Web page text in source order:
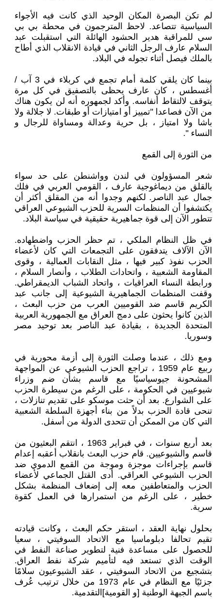
لم تكن البصرة المكان الوحيد الذي كانت فيه الأجواء
السياسية تتصاعد. لاحظ المترجمون في محطة بي بي
سي للمراقبة هدير الحشود الهائلة التي استقبلت عبد
السلام عارف الرجل الثاني في قيادة الانقلاب الذي أطاح
بالملك فيصل أثناء تجوله في البلاد.
بينما كان يلقي كلمة أمام تجمع في كربلاء في 3 آب /
أغسطس ، كان عارف يحظى بالتصفيق في كل مرة
يتوقف لالتقاط أنفاسه. وأكد لجمهوره أنه لن يكون هناك
من الآن فصاعدا "تمييز أو امتيازات أو طبقات. لا جلالة ولا
باشا ولا امتياز ، بل حرية وعدالة ومساواة للرجال و
النساء ".
من الثورة إلى القمع
شعر المسؤولون في لندن وواشنطن على حد سواء
بالقلق من ديماغوجية عارف ، القومي العربي في فلك
جمال عبد الناصر. لكنهم وجدوا أنه من المقلق أكثر أن
يكتشفوا أن المنظمات السرية للحزب الشيوعي العراقي
تتطور الآن إلى قوة جماهيرية حقيقية في سياسة البلاد.
في ظل النظام الملكي ، تم حظر الحزب واضطهاده.
الآن الآلاف يتدفقون على التجمعات التي كان لأعضاء
الحزب نفوذ كبير فيها ، مثل النقابات العمالية ، وقوى
المقاومة الشعبية ، واتحادات الطلاب ، وأنصار السلام ،
ورابطة النساء العراقيات ، واتحاد الشباب الديمقراطي.
وقفت المنظمات الجماهيرية الشيوعية إلى جانب عبد
الكريم قاسم ضد القوميين العرب من حزب البعث ،
الذين كانوا يحثون على دمج العراق مع الجمهورية العربية
المتحدة الجديدة ، بقيادة عبد الناصر بعد توحيد مصر
وسوريا.
ومع ذلك ، عندما وصلت الثورة إلى أزمة محورية في
ربيع عام 1959 ، تراجع الحزب الشيوعي عن المواجهة
المشحونة جيوسياسيًا مع قاسم بشأن ضم وزراء
شيوعيين في الحكومة ، على الرغم من سيطرة الحزب
على الشوارع. بعد أن حثت موسكو على تقديم تنازلات ،
تنحى قادة الحزب بدلاً من بناء أجهزة السلطة الشعبية
التي كان من الممكن أن تتحدى الدولة من أسفل.
بعد أربع سنوات ، في فبراير 1963 ، انتقم البعثيون من
قاسم والشيوعيين. قام حزب البعث بانقلاب أعقبه إعدام
قاسم بإجراءات موجزة وموجة من القمع الدموي ضد
الحزب الشيوعي العراقي. أدى القتل الجماعي لأعضاء
الحزب والمتعاطفين معه إلى إضعاف المنظمة بشكل
خطير ، على الرغم من استمرارها في العمل كقوة
سرية.
بحلول نهاية العقد ، استقر حكم البعث ، وكانت قيادته
تقيم تحالفا دبلوماسيا مع الاتحاد السوفيتي ، سعيا
للحصول على مساعدة فنية لتطوير صناعة النفط في
الوقت الذي تستعد فيه لتأميم شركة نفط العراق.
بتشجيع من الاتحاد السوفيتي ، عقد الشيوعيون سلامًا
جزئيًا مع النظام في عام 1973 من خلال ترتيب عُرف
باسم الجبهة الوطنية [و القومية]التقدمية.